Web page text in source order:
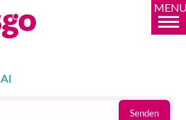
Senden